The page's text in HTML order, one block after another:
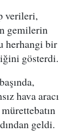
verileri,
gemilerin
herhangi bir
gösterdi.
hava aracı
geldi.